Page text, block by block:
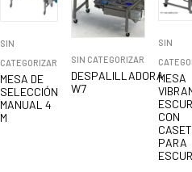
SIN
CATEGORIZAR
MESA DE
SELECCIÓN
MANUAL 4
M
SIN CATEGORIZAR
DESPALILLADORA
W7
SIN
MESA
CON
PARA